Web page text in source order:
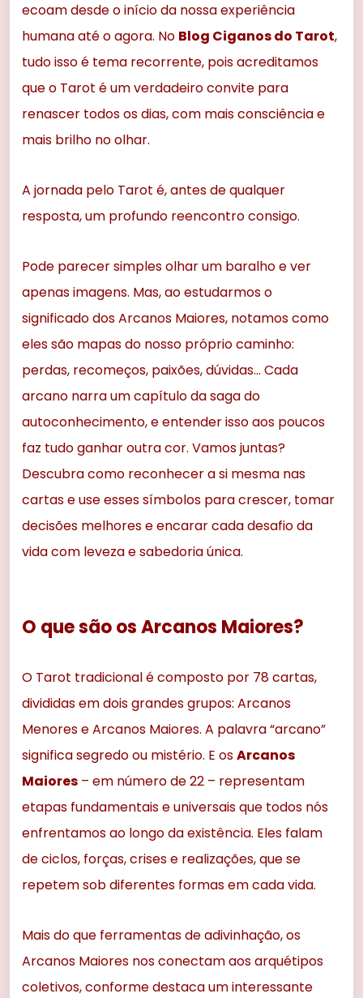
ecoam desde o início da nossa experiência
humana até o agora. No Blog Ciganos do Tarot,
tudo isso é tema recorrente, pois acreditamos
que o Tarot é um verdadeiro convite para
renascer todos os dias, com mais consciência e
mais brilho no olhar.
A jornada pelo Tarot é, antes de qualquer
resposta, um profundo reencontro consigo.
Pode parecer simples olhar um baralho e ver
apenas imagens. Mas, ao estudarmos o
significado dos Arcanos Maiores, notamos como
eles são mapas do nosso próprio caminho:
perdas, recomeços, paixões, dúvidas… Cada
arcano narra um capítulo da saga do
autoconhecimento, e entender isso aos poucos
faz tudo ganhar outra cor. Vamos juntas?
Descubra como reconhecer a si mesma nas
cartas e use esses símbolos para crescer, tomar
decisões melhores e encarar cada desafio da
vida com leveza e sabedoria única.
O que são os Arcanos Maiores?
O Tarot tradicional é composto por 78 cartas,
divididas em dois grandes grupos: Arcanos
Menores e Arcanos Maiores. A palavra “arcano”
significa segredo ou mistério. E osArcanos
Maiores – em número de 22 – representam
etapas fundamentais e universais que todos nós
enfrentamos ao longo da existência. Eles falam
de ciclos, forças, crises e realizações, que se
repetem sob diferentes formas em cada vida.
Mais do que ferramentas de adivinhação, os
Arcanos Maiores nos conectam aos arquétipos
coletivos, conforme destaca um interessante